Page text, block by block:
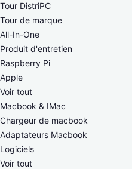
Tour DistriPC
Tour de marque
All-In-One
Produit d'entretien
Raspberry Pi
Apple
Voir tout
Macbook & IMac
Chargeur de macbook
Adaptateurs Macbook
Logiciels
Voir tout